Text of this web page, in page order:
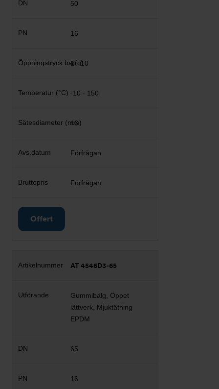
50
16
1 - 10
-10 - 150
46
Förfrågan
Förfrågan
Offert
AT 4546D3-65
Gummibälg, Öppet
lättverk, Mjuktätning
EPDM
65
16